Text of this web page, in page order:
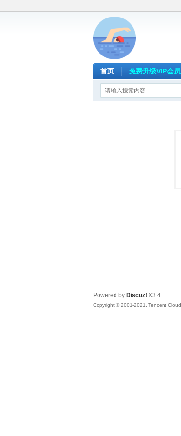
首页 免费升级VIP会员
Powered by Discuz! X3.4
Copyright © 2001-2021, Tencent Cloud.